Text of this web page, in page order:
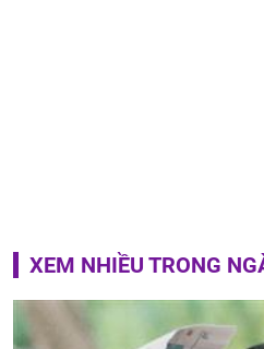
XEM NHIỀU TRONG